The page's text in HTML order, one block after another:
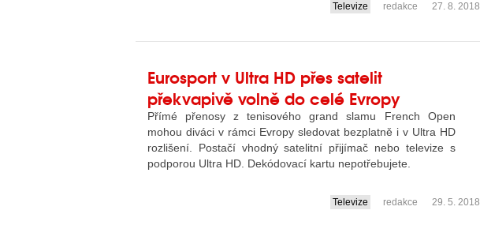
Televize redakce 27. 8. 2018
Eurosport v Ultra HD přes satelit
překvapivě volně do celé Evropy
Přímé přenosy z tenisového grand slamu French Open
mohou diváci v rámci Evropy sledovat bezplatně i v Ultra HD
rozlišení. Postačí vhodný satelitní přijímač nebo televize s
podporou Ultra HD. Dekódovací kartu nepotřebujete.
Televize redakce 29. 5. 2018